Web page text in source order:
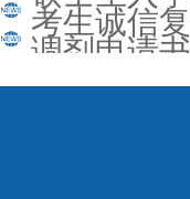
考生诚信
调剂申请